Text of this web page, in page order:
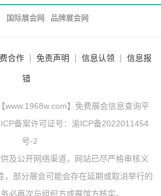
国际展会网 品牌展会网
合作 免责声明 信息认领 信息报
错
www.1968w.com】免费展会信息查询平
备案许可证号： 渝ICP备2022011454
号-2
及公开网络渠道，网站已尽严格审核义
，部分展会可能会存在延期或取消举行的
必再次与组织方或展馆方核实。